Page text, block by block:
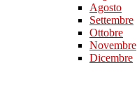
Agosto
Settembre
Ottobre
Novembre
Dicembre